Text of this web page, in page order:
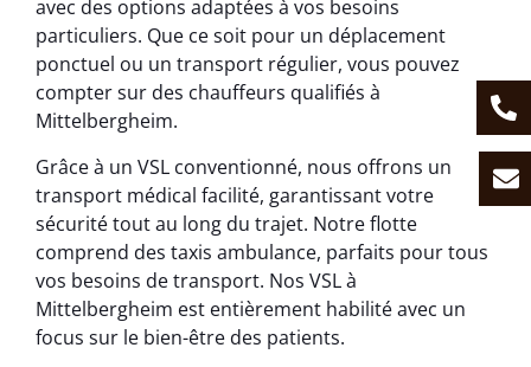
avec des options adaptées à vos besoins
particuliers. Que ce soit pour un déplacement
ponctuel ou un transport régulier, vous pouvez
compter sur des chauffeurs qualifiés à
Mittelbergheim.
Grâce à un VSL conventionné, nous offrons un
transport médical facilité, garantissant votre
sécurité tout au long du trajet. Notre flotte
comprend des taxis ambulance, parfaits pour tous
vos besoins de transport. Nos VSL à
Mittelbergheim est entièrement habilité avec un
focus sur le bien-être des patients.